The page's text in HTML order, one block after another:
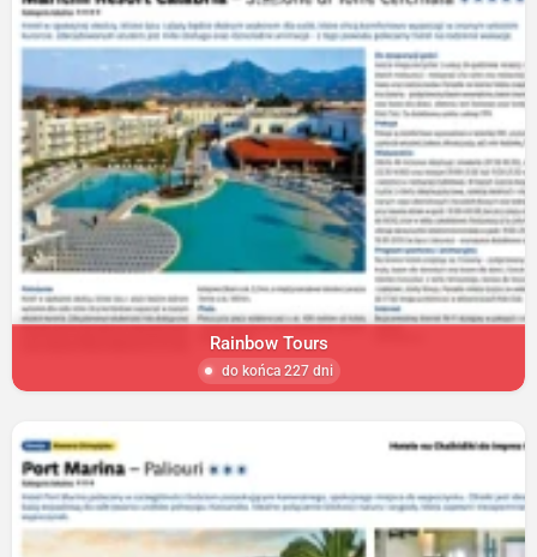
Rainbow Tours
do końca 227 dni